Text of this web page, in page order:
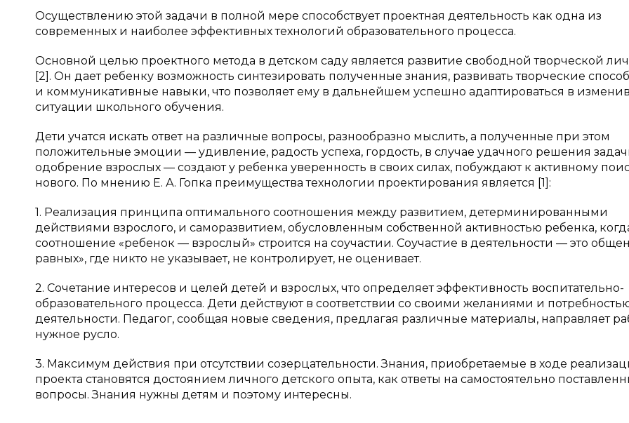
Осуществлению этой задачи в полной мере способствует проектная деятельность как одна из
современных и наиболее эффективных технологий образовательного процесса.
Основной целью проектного метода в детском саду является развитие свободной творческой
[2]. Он дает ребенку возможность синтезировать полученные знания, развивать творческие
и коммуникативные навыки, что позволяет ему в дальнейшем успешно адаптироваться в
ситуации школьного обучения.
Дети учатся искать ответ на различные вопросы, разнообразно мыслить, а полученные при этом
положительные эмоции — удивление, радость успеха, гордость, в случае удачного решения
одобрение взрослых — создают у ребенка уверенность в своих силах, побуждают к активному
нового. По мнению Е. А. Гопка преимущества технологии проектирования является [1]:
1. Реализация принципа оптимального соотношения между развитием, детерминированными
действиями взрослого, и саморазвитием, обусловленным собственной активностью ребенка,
соотношение «ребенок — взрослый» строится на соучастии. Соучастие в деятельности — это
равных», где никто не указывает, не контролирует, не оценивает.
2. Сочетание интересов и целей детей и взрослых, что определяет эффективность воспитательно-
образовательного процесса. Дети действуют в соответствии со своими желаниями и
деятельности. Педагог, сообщая новые сведения, предлагая различные материалы, направляет
нужное русло.
3. Максимум действия при отсутствии созерцательности. Знания, приобретаемые в ходе
проекта становятся достоянием личного детского опыта, как ответы на самостоятельно
вопросы. Знания нужны детям и поэтому интересны.